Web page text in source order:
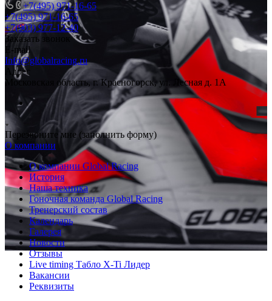
+7(495) 971-16-65
+7(495) 971-16-65
+7(903) 977-12-40
Заказать звонок
E-mail
Info@globalracing.ru
Адрес
Московская область, г. Красногорск, ул. Лесная д. 1А
Перезвоните мне (заполнить форму)
О компании
О компании Global Racing
История
Наша техника
Гоночная команда Global Racing
Тренерский состав
Календарь
Галерея
Новости
Отзывы
Live timing Табло X-Ti Лидер
Вакансии
Реквизиты